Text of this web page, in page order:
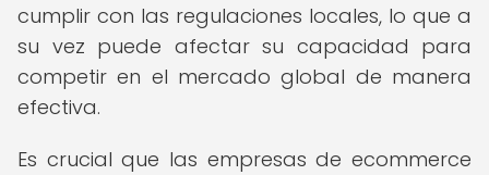
cumplir con las regulaciones locales, lo que a
su vez puede afectar su capacidad para
competir en el mercado global de manera
efectiva.
Es crucial que las empresas de ecommerce